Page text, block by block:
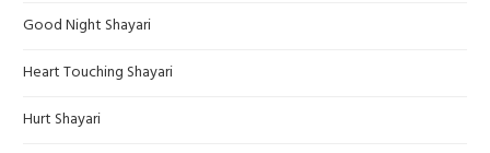
Good Night Shayari
Heart Touching Shayari
Hurt Shayari